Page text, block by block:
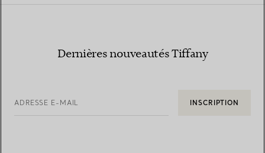
Dernières nouveautés Tiffany
ADRESSE E-MAIL INSCRIPTION